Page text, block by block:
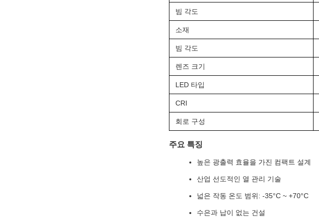
빔 각도
소재
빔 각도
렌즈 크기
LED 타입
CRI
회로 구성
주요 특징
높은 광출력 효율을 가진 컴팩트 설계
산업 선도적인 열 관리 기술
넓은 작동 온도 범위: -35°C ~ +70°C
수은과 납이 없는 건설